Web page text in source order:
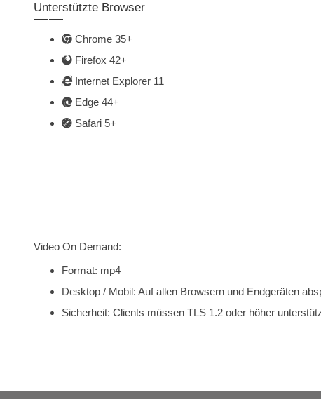
Unterstützte Browser
Chrome 35+
Firefox 42+
Internet Explorer 11
Edge 44+
Safari 5+
Video On Demand:
Format: mp4
Desktop / Mobil: Auf allen Browsern und Endgeräten
Sicherheit: Clients müssen TLS 1.2 oder höher